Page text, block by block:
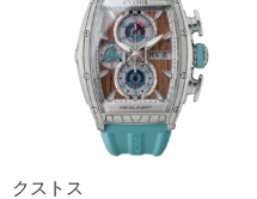
クストス